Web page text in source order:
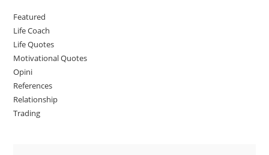
Featured
Life Coach
Life Quotes
Motivational Quotes
Opini
References
Relationship
Trading